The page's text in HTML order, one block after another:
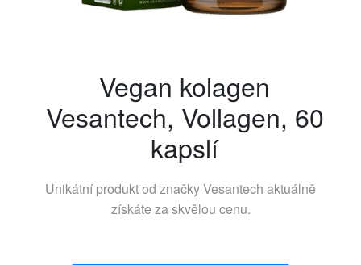
Vegan kolagen
Vesantech, Vollagen, 60
kapslí
Unikátní produkt od značkyVesantech aktuálně
získáte za skvělou cenu.